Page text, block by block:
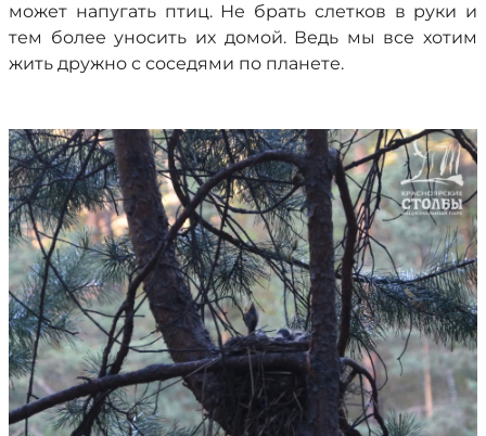
может напугать птиц. Не брать слетков в руки и
тем более уносить их домой. Ведь мы все хотим
жить дружно с соседями по планете.